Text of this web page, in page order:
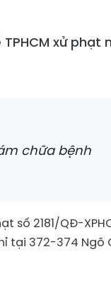
xử
chữa bệnh
số 2181/QĐ-
tại 372-374 Ngô